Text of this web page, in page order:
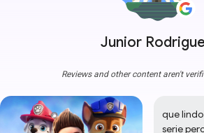
Junior
Reviews and other content aren't
que
serie